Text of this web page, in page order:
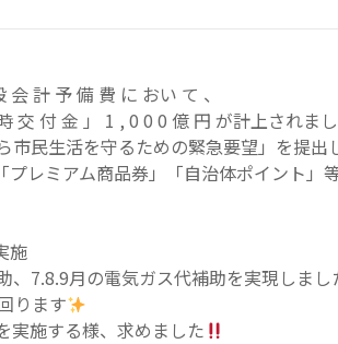
計 予 備 費 に おい て 、
交 付 金 」 1 , 0 0 0 億 円 が計上されま
市民生活を守るための緊急要望」を提出
レミアム商品券」「自治体ポイント」
施
7.8.9月の電気ガス代補助を実現しま
ります
実施する様、求めました